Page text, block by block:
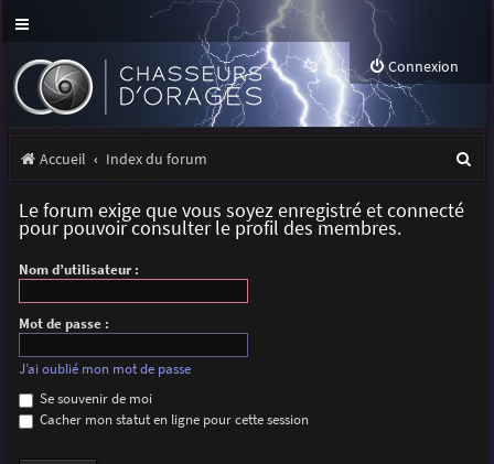
Connexion
Accueil Index du forum
Le forum exige que vous soyez enregistré et connecté
pour pouvoir consulter le profil des membres.
Nom d’utilisateur :
Mot de passe :
J’ai oublié mon mot de passe
Se souvenir de moi
Cacher mon statut en ligne pour cette session